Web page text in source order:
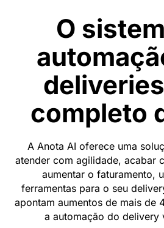
O
completo
A Anota AI oferece uma
atender com agilidade, acabar
aumentar o faturamento,
ferramentas para o seu
apontam aumentos de mais de
a automação do delivery